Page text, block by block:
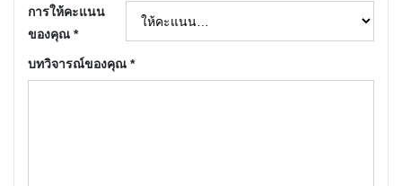
การให้คะแนน
ของคุณ *
บทวิจารณ์ของคุณ *